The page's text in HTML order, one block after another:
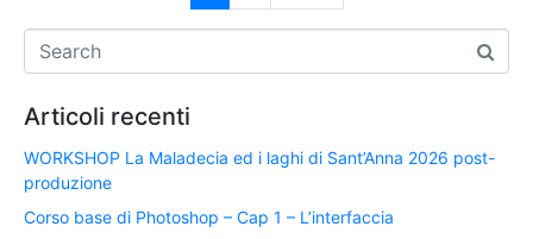
Articoli recenti
WORKSHOP La Maladecia ed i laghi di Sant’Anna 2026 post-
produzione
Corso base di Photoshop – Cap 1 – L’interfaccia